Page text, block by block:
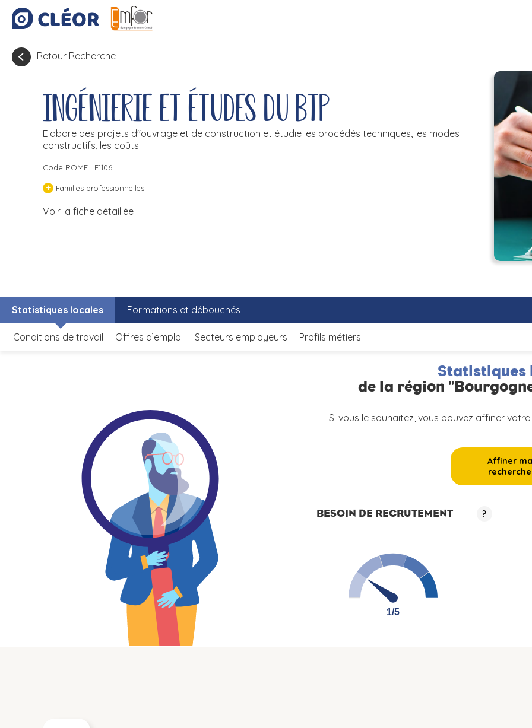
Retour Recherche
Ingénierie et études du BTP
Elabore des projets d''ouvrage et de construction et étudie les procédés techniques, les modes
constructifs, les coûts.
Code ROME : F1106
+ Familles professionnelles
Voir la fiche détaillée
Statistiques locales Formations et débouchés
Conditions de travail Offres d’emploi Secteurs employeurs Profils métiers
Statistiques
de la région
Si vous le souhaitez, vous pouvez affiner
Affiner ma
recherche
BESOIN DE RECRUTEMENT ?
1/5
1/5